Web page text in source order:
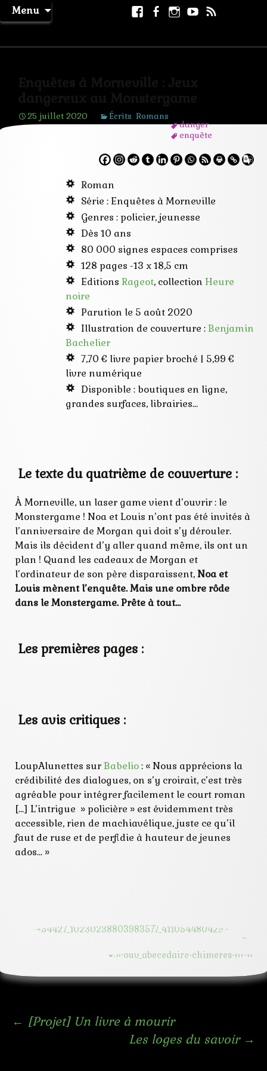
Menu
Aller
au
Facebook
Facebook
page
Instagram
Youtube
25 juillet 2020 Écrits Romans
danger
enquête
jeunesse
jeux
policier
rageot
voleur
Roman
Série : Enquêtes à Morneville
Genres : policier, jeunesse
Dès 10 ans
80 000 signes espaces comprises
128 pages -13 x 18,5 cm
Editions Rageot, collection Heure
noire
Parution le 5 août 2020
Illustration de couverture :Benjamin
Bachelier
7,70 € livre papier broché | 5,99 €
livre numérique
Disponible : boutiques en ligne,
grandes surfaces, librairies…
Le texte du quatrième de couverture :
À Morneville, un laser game vient d’ouvrir : le
Monstergame ! Noa et Louis n’ont pas été invités à
l’anniversaire de Morgan qui doit s’y dérouler.
Mais ils décident d’y aller quand même, ils ont un
plan ! Quand les cadeaux de Morgan et
l’ordinateur de son père disparaissent,Noa et
Louis mènent l’enquête. Mais une ombre rôde
dans le Monstergame. Prête à tout…
Les premières pages :
Les avis critiques :
LoupAlunettes surBabelio: « Nous apprécions la
crédibilité des dialogues, on s’y croirait, c’est très
agréable pour intégrer facilement le court roman
[…] L’intrigue » policière » est évidemment très
accessible, rien de machiavélique, juste ce qu’il
faut de ruse et de perfidie à hauteur de jeunes
ados… »
Navigation
← [Projet] Un livre à mourir
Les loges du savoir →